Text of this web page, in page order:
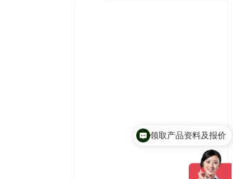
聊一聊，享受优惠价哟